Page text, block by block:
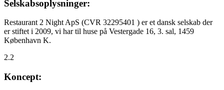
Selskabsoplysninger:
Restaurant 2 Night ApS (CVR 32295401 ) er et dansk selskab der
er stiftet i 2009, vi har til huse på Vestergade 16, 3. sal, 1459
København K.
2.2
Koncept: